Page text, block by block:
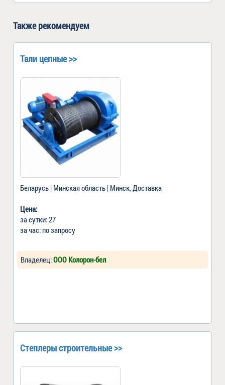
Также рекомендуем
Тали цепные >>
Беларусь | Минская область | Минск, Доставка
Цена:
за сутки: 27
за час: по запросу
Владелец:ООО Колорон-бел
Степлеры строительные >>